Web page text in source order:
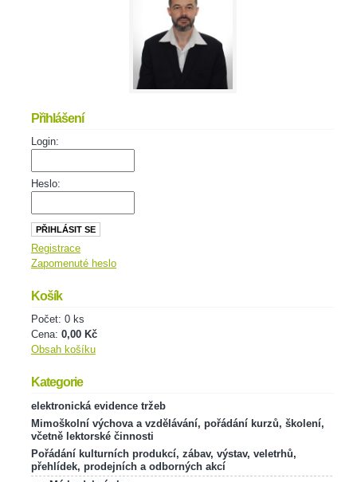
Přihlášení
Login:
Heslo:
Registrace
Zapomenuté heslo
Košík
Počet: 0 ks
Cena: 0,00 Kč
Obsah košíku
Kategorie
elektronická evidence tržeb
Mimoškolní výchova a vzdělávání, pořádání kurzů, školení,
včetně lektorské činnosti
Pořádání kulturních produkcí, zábav, výstav, veletrhů,
přehlídek, prodejních a odborných akcí